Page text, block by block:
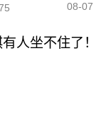
08-07
人坐不住了！